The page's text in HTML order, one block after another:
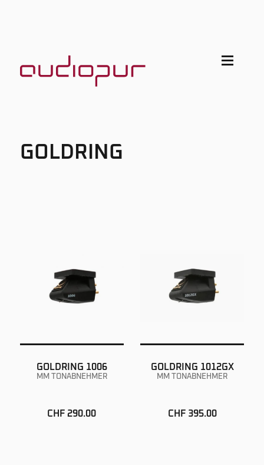
GOLDRING
GOLDRING 1006
MM TONABNEHMER
CHF 290.00
GOLDRING 1012GX
MM TONABNEHMER
CHF 395.00